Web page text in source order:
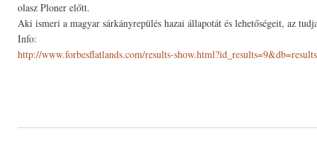
olasz Ploner előtt.
Aki ismeri a magyar sárkányrepülés hazai állapotát és lehetőségeit, az
Info:
http://www.forbesflatlands.com/results-